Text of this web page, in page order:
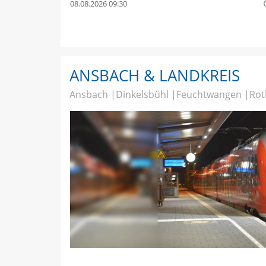
08.08.2026 09:30
ANSBACH & LANDKREIS
Ansbach Dinkelsbühl Feuchtwangen